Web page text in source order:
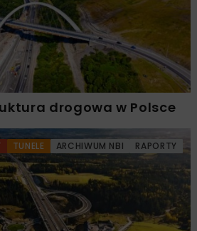
drogowa w Polsce
TUNELE ARCHIWUM NBI RAPORTY